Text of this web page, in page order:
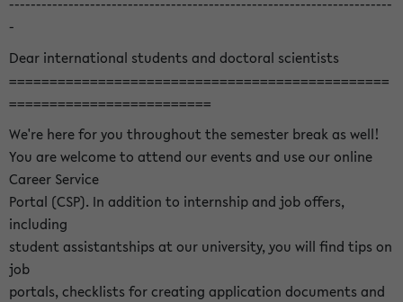
-
Dear international students and doctoral scientists
===============================================
=========================
We're here for you throughout the semester break as well!
You are welcome to attend our events and use our online
Career Service
Portal (CSP). In addition to internship and job offers,
including
student assistantships at our university, you will find tips on
job
portals, checklists for creating application documents and